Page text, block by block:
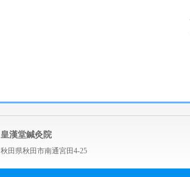
皇漢堂鍼灸院
秋田県秋田市南通宮田4-25